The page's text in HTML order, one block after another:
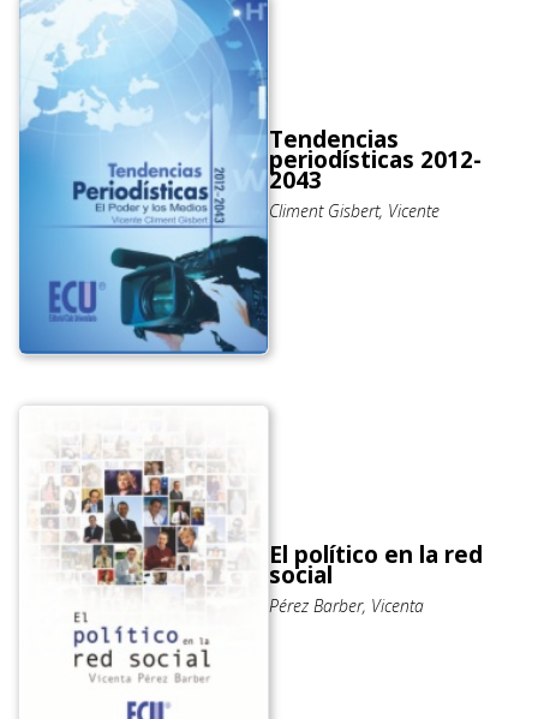
Tendencias
periodísticas 2012-
2043
Climent Gisbert, Vicente
El político en la red
social
Pérez Barber, Vicenta